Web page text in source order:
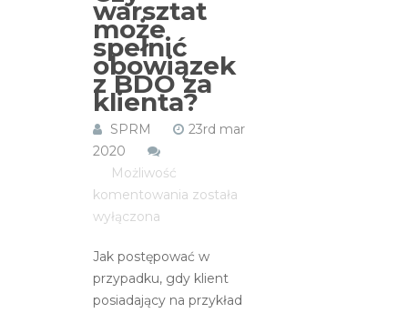
warsztat
może
spełnić
obowiązek
z BDO za
klienta?
SPRM
23rd mar
2020
Możliwość
komentowania Czy
spełnić
obowiązek
z
została
wyłączona
Jak postępować w
przypadku, gdy klient
posiadający na przykład